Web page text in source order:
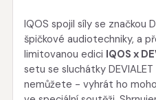
IQOS spojil síly se značkou
špičkové audiotechniky, a
limitovanou edici IQOS x
setu se sluchátky DEVIALET
nemůžete - vyhrát ho